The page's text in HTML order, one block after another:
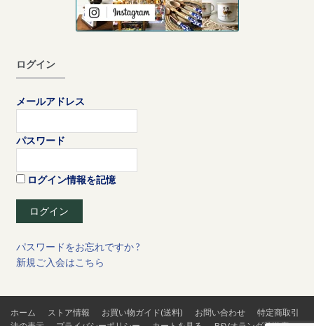
ログイン
メールアドレス
パスワード
ログイン情報を記憶
パスワードをお忘れですか ?
新規ご入会はこちら
ホーム ストア情報 お買い物ガイド(送料) お問い合わせ
特定商取引